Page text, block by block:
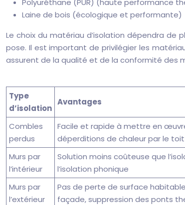
Polyuréthane (PUR) (haute performance
Laine de bois (écologique et performante)
Le choix du matériau d’isolation dépendra
pose. Il est important de privilégier les
assurent de la qualité et de la conformité des
Type
d’isolation
Avantages
Combles
perdus
Facile et rapide à mettre en
déperditions de chaleur par le toit
Murs par
l’intérieur
Solution moins coûteuse que
l’isolation phonique
Murs par
l’extérieur
Pas de perte de surface
façade, suppression des ponts